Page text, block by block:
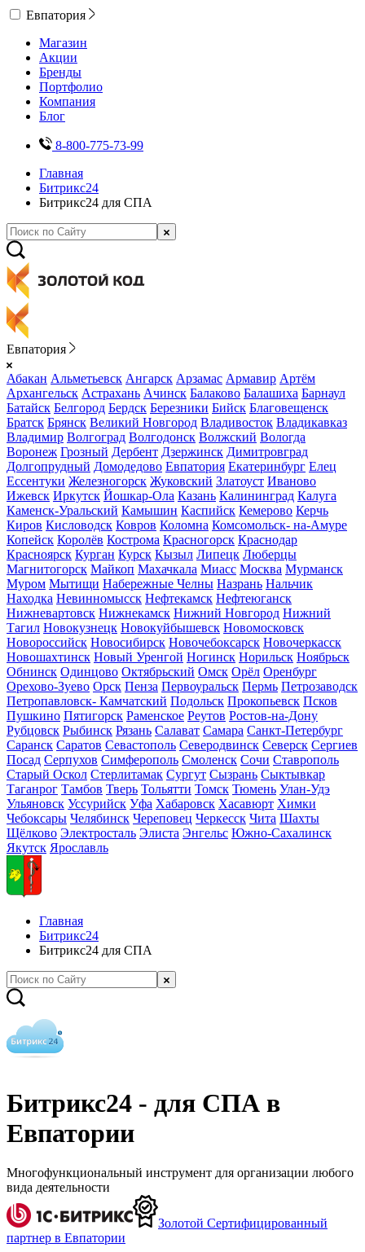
Евпатория
Магазин
Акции
Бренды
Портфолио
Компания
Блог
8-800-775-73-99
Главная
Битрикс24
Битрикс24 для СПА
Евпатория
Абакан Альметьевск Ангарск Арзамас Армавир Артём
Архангельск Астрахань Ачинск Балаково Балашиха Барнаул
Батайск Белгород Бердск Березники Бийск Благовещенск
Братск Брянск Великий Новгород Владивосток Владикавказ
Владимир Волгоград Волгодонск Волжский Вологда
Воронеж Грозный Дербент Дзержинск Димитровград
Долгопрудный Домодедово Евпатория Екатеринбург Елец
Ессентуки Железногорск Жуковский Златоуст Иваново
Ижевск Иркутск Йошкар-Ола Казань Калининград Калуга
Каменск-Уральский Камышин Каспийск Кемерово Керчь
Киров Кисловодск Ковров Коломна Комсомольск- на-Амуре
Копейск Королёв Кострома Красногорск Краснодар
Красноярск Курган Курск Кызыл Липецк Люберцы
Магнитогорск Майкоп Махачкала Миасс Москва Мурманск
Муром Мытищи Набережные Челны Назрань Нальчик
Находка Невинномысск Нефтекамск Нефтеюганск
Нижневартовск Нижнекамск Нижний Новгород Нижний
Тагил Новокузнецк Новокуйбышевск Новомосковск
Новороссийск Новосибирск Новочебоксарск Новочеркасск
Новошахтинск Новый Уренгой Ногинск Норильск Ноябрьск
Обнинск Одинцово Октябрьский Омск Орёл Оренбург
Орехово-Зуево Орск Пенза Первоуральск Пермь Петрозаводск
Петропавловск- Камчатский Подольск Прокопьевск Псков
Пушкино Пятигорск Раменское Реутов Ростов-на-Дону
Рубцовск Рыбинск Рязань Салават Самара Санкт-Петербург
Саранск Саратов Севастополь Северодвинск Северск Сергиев
Посад Серпухов Симферополь Смоленск Сочи Ставрополь
Старый Оскол Стерлитамак Сургут Сызрань Сыктывкар
Таганрог Тамбов Тверь Тольятти Томск Тюмень Улан-Удэ
Ульяновск Уссурийск Уфа Хабаровск Хасавюрт Химки
Чебоксары Челябинск Череповец Черкесск Чита Шахты
Щёлково Электросталь Элиста Энгельс Южно-Сахалинск
Якутск Ярославль
Главная
Битрикс24
Битрикс24 для СПА
Битрикс24 - для СПА в
Евпатории
Многофункциональный инструмент для организации любого
вида деятельности
Золотой Сертифицированный
партнер в Евпатории